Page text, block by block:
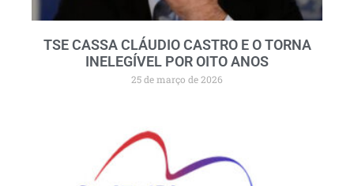
TSE CASSA CLÁUDIO CASTRO E O TORNA
INELEGÍVEL POR OITO ANOS
25 de março de 2026